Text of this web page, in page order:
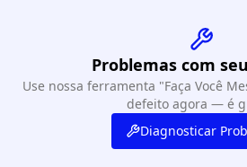
Problemas com
Use nossa ferramenta "Faça Você
defeito agora — é
Diagnosticar